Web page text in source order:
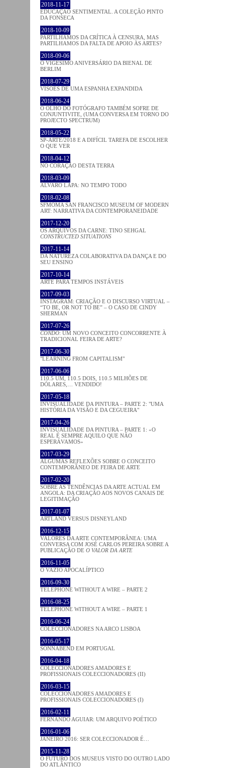
2018-11-17
EDUCAÇÃO SENTIMENTAL. A COLEÇÃO PINTO
DA FONSECA
2018-10-09
PARTILHAMOS DA CRÍTICA À CENSURA, MAS
PARTILHAMOS DA FALTA DE APOIO ÀS ARTES?
2018-09-06
O VIGÉSIMO ANIVERSÁRIO DA BIENAL DE
BERLIM
2018-07-29
VISÕES DE UMA ESPANHA EXPANDIDA
2018-06-24
O OLHO DO FOTÓGRAFO TAMBÉM SOFRE DE
CONJUNTIVITE, (UMA CONVERSA EM TORNO DO
PROJECTO SPECTRUM)
2018-05-22
SP-ARTE/2018 E A DIFÍCIL TAREFA DE ESCOLHER
O QUE VER
2018-04-12
NO CORAÇÂO DESTA TERRA
2018-03-09
ÁLVARO LAPA: NO TEMPO TODO
2018-02-08
SFMOMA SAN FRANCISCO MUSEUM OF MODERN
ART: NARRATIVA DA CONTEMPORANEIDADE
2017-12-20
OS ARQUIVOS DA CARNE: TINO SEHGAL
CONSTRUCTED SITUATIONS
2017-11-14
DA NATUREZA COLABORATIVA DA DANÇA E DO
SEU ENSINO
2017-10-14
ARTE PARA TEMPOS INSTÁVEIS
2017-09-03
INSTAGRAM: CRIAÇÃO E O DISCURSO VIRTUAL –
“TO BE, OR NOT TO BE” – O CASO DE CINDY
SHERMAN
2017-07-26
CONDO: UM NOVO CONCEITO CONCORRENTE À
TRADICIONAL FEIRA DE ARTE?
2017-06-30
"LEARNING FROM CAPITALISM"
2017-06-06
110.5 UM, 110.5 DOIS, 110.5 MILHÕES DE
DÓLARES,… VENDIDO!
2017-05-18
INVISUALIDADE DA PINTURA – PARTE 2: "UMA
HISTÓRIA DA VISÃO E DA CEGUEIRA"
2017-04-26
INVISUALIDADE DA PINTURA – PARTE 1: «O
REAL É SEMPRE AQUILO QUE NÃO
ESPERÁVAMOS»
2017-03-29
ALGUMAS REFLEXÕES SOBRE O CONCEITO
CONTEMPORÂNEO DE FEIRA DE ARTE
2017-02-20
SOBRE AS TENDÊNCIAS DA ARTE ACTUAL EM
ANGOLA: DA CRIAÇÃO AOS NOVOS CANAIS DE
LEGITIMAÇÃO
2017-01-07
ARTLAND VERSUS DISNEYLAND
2016-12-15
VALORES DA ARTE CONTEMPORÂNEA: UMA
CONVERSA COM JOSÉ CARLOS PEREIRA SOBRE A
PUBLICAÇÃO DE O VALOR DA ARTE
2016-11-05
O VAZIO APOCALÍPTICO
2016-09-30
TELEPHONE WITHOUT A WIRE – PARTE 2
2016-08-25
TELEPHONE WITHOUT A WIRE – PARTE 1
2016-06-24
COLECCIONADORES NA ARCO LISBOA
2016-05-17
SONNABEND EM PORTUGAL
2016-04-18
COLECCIONADORES AMADORES E
PROFISSIONAIS COLECCIONADORES (II)
2016-03-15
COLECCIONADORES AMADORES E
PROFISSIONAIS COLECCIONADORES (I)
2016-02-11
FERNANDO AGUIAR: UM ARQUIVO POÉTICO
2016-01-06
JANEIRO 2016: SER COLECCIONADOR É…
2015-11-28
O FUTURO DOS MUSEUS VISTO DO OUTRO LADO
DO ATLÂNTICO